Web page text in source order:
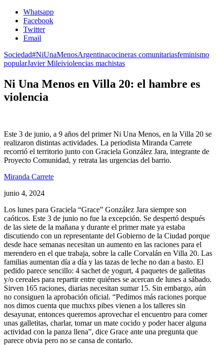
Whatsapp
Facebook
Twitter
Email
Sociedad#NiUnaMenosArgentinacocineras comunitariasfeminismo
popularJavier Mileiviolencias machistas
Ni Una Menos en Villa 20: el hambre es
violencia
Este 3 de junio, a 9 años del primer Ni Una Menos, en la Villa 20 se
realizaron distintas actividades. La periodista Miranda Carrete
recorrió el territorio junto con Graciela González Jara, integrante de
Proyecto Comunidad, y retrata las urgencias del barrio.
Miranda Carrete
junio 4, 2024
Los lunes para Graciela “Grace” González Jara siempre son
caóticos. Este 3 de junio no fue la excepción. Se despertó después
de las siete de la mañana y durante el primer mate ya estaba
discutiendo con un representante del Gobierno de la Ciudad porque
desde hace semanas necesitan un aumento en las raciones para el
merendero en el que trabaja, sobre la calle Corvalán en Villa 20. Las
familias aumentan día a día y las tazas de leche no dan a basto. El
pedido parece sencillo: 4 sachet de yogurt, 4 paquetes de galletitas
y/o cereales para repartir entre quiénes se acercan de lunes a sábado.
Sirven 165 raciones, diarias necesitan sumar 15. Sin embargo, aún
no consiguen la aprobación oficial. “Pedimos más raciones porque
nos dimos cuenta que muchxs pibes vienen a los talleres sin
desayunar, entonces queremos aprovechar el encuentro para comer
unas galletitas, charlar, tomar un mate cocido y poder hacer alguna
actividad con la panza llena”, dice Grace ante una pregunta que
parece obvia pero no se cansa de contarlo.